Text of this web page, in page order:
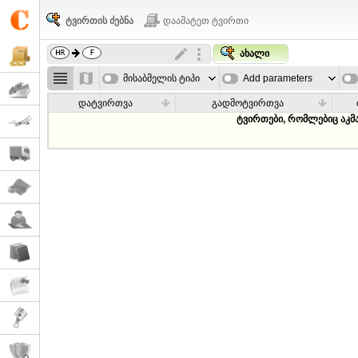
ტვირთის ძებნა დაამატეთ ტვირთი
ახალი
მისაბმელის ტიპი Add parameters
დატვირთვა გადმოტვირთვა
ტვირთები, რომლებიც